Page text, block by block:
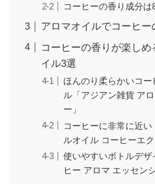
コーヒーの香り成分は
アロマオイルでコーヒー
コーヒーの香りが楽し
イル3選
ほんのり柔らかいコ
ル「アジアン雑貨 ア
ー」
コーヒーに非常に近
ルオイル コーヒーエク
使いやすいボトルデ
ヒー アロマ エッセン